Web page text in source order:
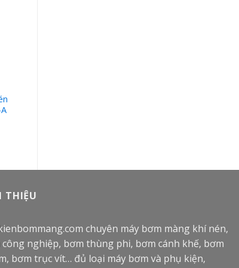
THIỆU
chuyên máy bơm màng khí nén,
công nghiệp, bơm thùng phi, bơm cánh khế, bơm
bơm trục vít… đủ loại máy bơm và phụ kiện,